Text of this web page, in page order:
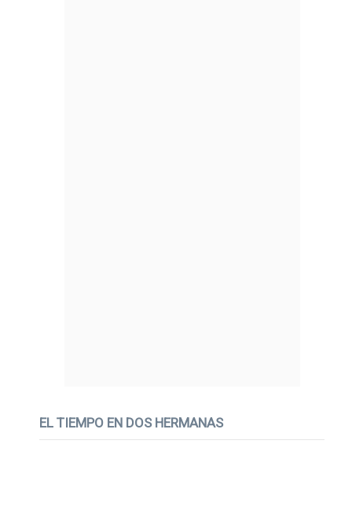
EL TIEMPO EN DOS HERMANAS